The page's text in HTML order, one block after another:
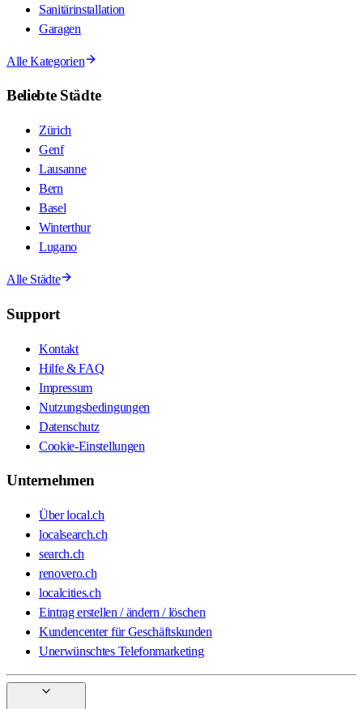
Sanitärinstallation
Garagen
Alle Kategorien
Beliebte Städte
Zürich
Genf
Lausanne
Bern
Basel
Winterthur
Lugano
Alle Städte
Support
Kontakt
Hilfe & FAQ
Impressum
Nutzungsbedingungen
Datenschutz
Cookie-Einstellungen
Unternehmen
Über local.ch
localsearch.ch
search.ch
renovero.ch
localcities.ch
Eintrag erstellen / ändern / löschen
Kundencenter für Geschäftskunden
Unerwünschtes Telefonmarketing